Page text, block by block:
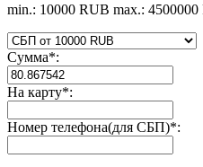
min.: 10000 RUB max.:
Сумма*:
На карту*:
Номер телефона(для СБП)*: